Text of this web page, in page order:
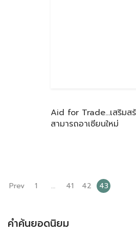
Aid for Trade…เสริมส
สามารถอาเซียนใหม่
Prev 1 … 41 42 43
คำค้นยอดนิยม